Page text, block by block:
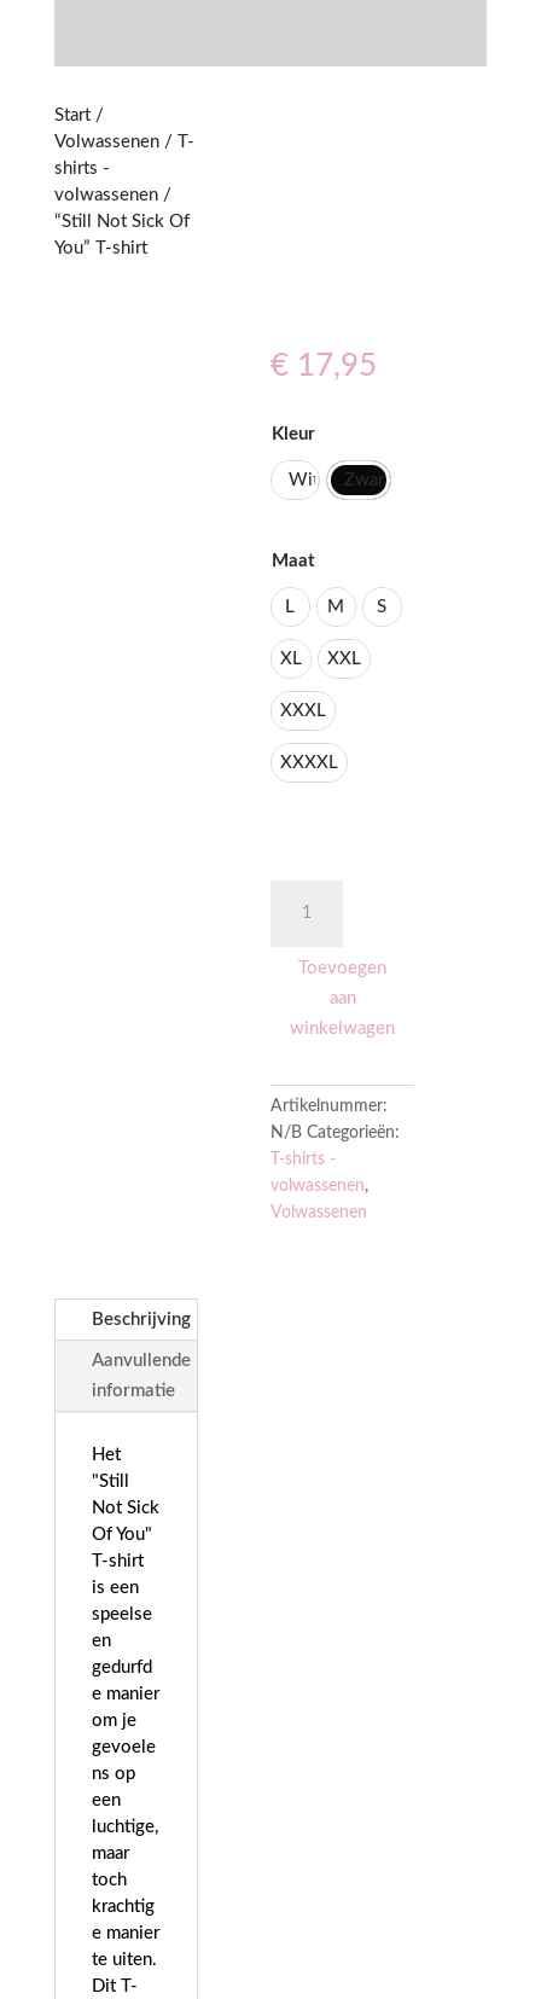
Start/
Volwassenen/ T-
shirts -
volwassenen/
“Still Not Sick Of
You” T-shirt
€17,95
Kleur
Wit Zwart
Maat
L M S
XL XXL
XXXL
XXXXL
Toevoegen
aan
winkelwagen
Artikelnummer:
N/B Categorieën:
T-shirts -
volwassenen,
Volwassenen
Beschrijving
Aanvullende
informatie
Het
"Still
Not Sick
Of You"
T-shirt
is een
speelse
en
gedurfd
e manier
om je
gevoele
ns op
een
luchtige,
maar
toch
krachtig
e manier
te uiten.
Dit T-